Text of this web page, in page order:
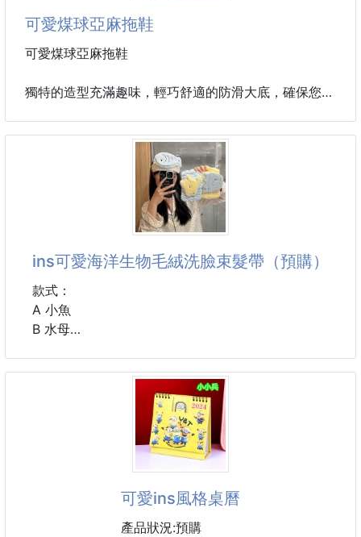
尺寸：如圖
材質：帆布
( 遇斷貨則隨機出貨 )
可愛煤球亞麻拖鞋
可愛煤球亞麻拖鞋
獨特的造型充滿趣味，輕巧舒適的防滑大底，確保您的
無論是室內休閒還是出門逛街、都是時尚舒適的首選，
尺碼：36-37,38-39,40-41
ins可愛海洋生物毛絨洗臉束髮帶（預購）
款式：
A 小魚
B 水母
可愛ins風格桌曆
產品狀況:預購